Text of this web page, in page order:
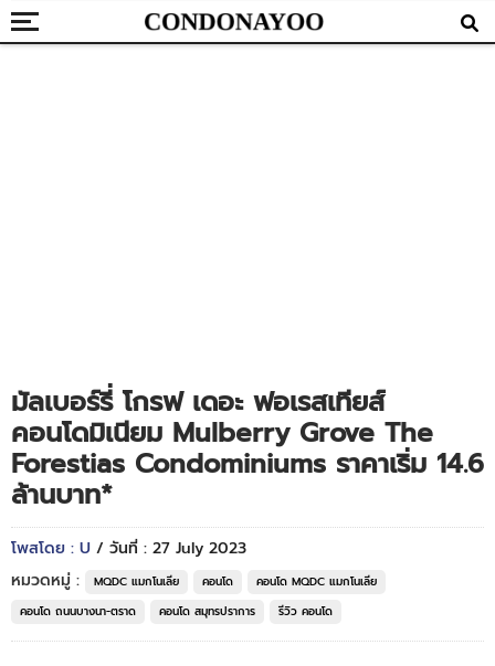
มัลเบอร์รี่ โกรฟ เดอะ ฟอเรสเทียส์
คอนโดมิเนียม Mulberry Grove The
Forestias Condominiums ราคาเริ่ม 14.6
ล้านบาท*
โพสโดย : U / วันที่ : 27 July 2023
หมวดหมู่ :
MQDC แมกโนเลีย คอนโด
คอนโด MQDC แมกโนเลีย
คอนโด ถนนบางนา-ตราด
คอนโด สมุทรปราการ รีวิว คอนโด